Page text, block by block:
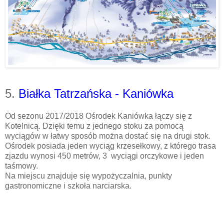
5. Białka Tatrzańska - Kaniówka
Od sezonu 2017/2018 Ośrodek Kaniówka łączy się z
Kotelnicą. Dzięki temu z jednego stoku za pomocą
wyciągów w łatwy sposób można dostać się na drugi stok.
Ośrodek posiada jeden wyciąg krzesełkowy, z którego trasa
zjazdu wynosi 450 metrów, 3 wyciągi orczykowe i jeden
taśmowy.
Na miejscu znajduje się wypożyczalnia, punkty
gastronomiczne i szkoła narciarska.